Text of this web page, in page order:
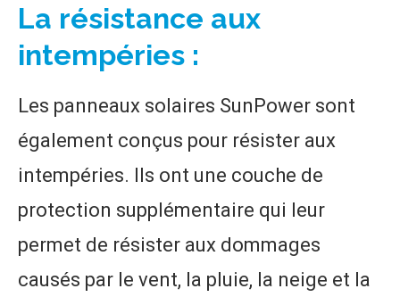
La résistance aux
intempéries :
Les panneaux solaires SunPower sont
également conçus pour résister aux
intempéries. Ils ont une couche de
protection supplémentaire qui leur
permet de résister aux dommages
causés par le vent, la pluie, la neige et la